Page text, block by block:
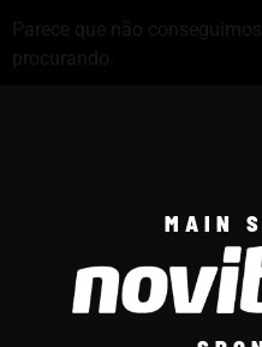
Parece que não
procurando.
MAIN